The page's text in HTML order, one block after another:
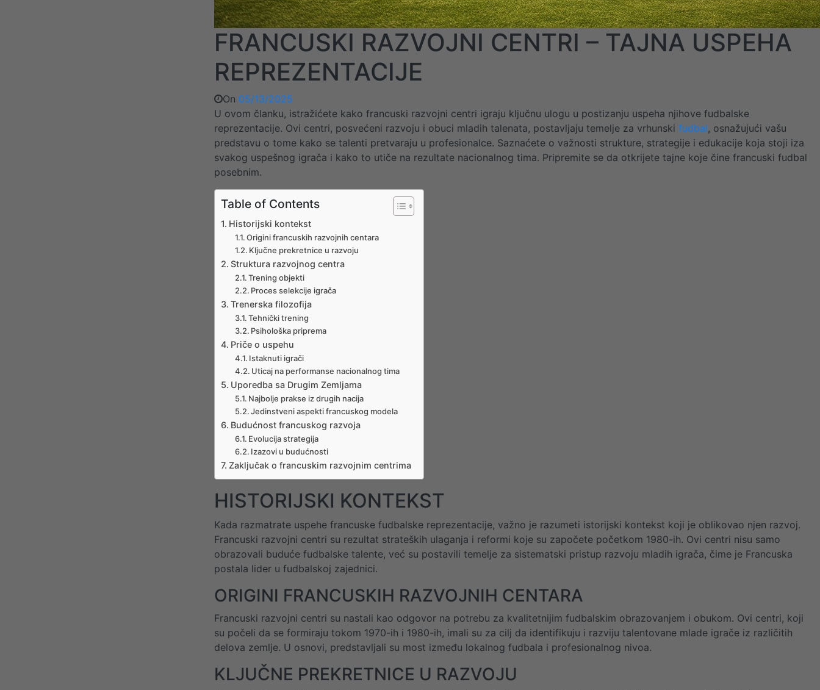
FRANCUSKI RAZVOJNI CENTRI – TAJNA USPEHA
REPREZENTACIJE
On 05/13/2025
U ovom članku, istražićete kako francuski razvojni centri igraju ključnu ulogu u postizanju uspeha njihove fudbalske
reprezentacije. Ovi centri, posvećeni razvoju i obuci mladih talenata, postavljaju temelje za vrhunski fudbal, osnažujući vašu
predstavu o tome kako se talenti pretvaraju u profesionalce. Saznaćete o važnosti strukture, strategije i edukacije koja stoji iza
svakog uspešnog igrača i kako to utiče na rezultate nacionalnog tima. Pripremite se da otkrijete tajne koje čine francuski fudbal
posebnim.
Table of Contents
Historijski kontekst
Origini francuskih razvojnih centara
Ključne prekretnice u razvoju
Struktura razvojnog centra
Trening objekti
Proces selekcije igrača
Trenerska filozofija
Tehnički trening
Psihološka priprema
Priče o uspehu
Istaknuti igrači
Uticaj na performanse nacionalnog tima
Uporedba sa Drugim Zemljama
Najbolje prakse iz drugih nacija
Jedinstveni aspekti francuskog modela
Budućnost francuskog razvoja
Evolucija strategija
Izazovi u budućnosti
Zaključak o francuskim razvojnim centrima
HISTORIJSKI KONTEKST
Kada razmatrate uspehe francuske fudbalske reprezentacije, važno je razumeti istorijski kontekst koji je oblikovao njen razvoj.
Francuski razvojni centri su rezultat strateških ulaganja i reformi koje su započete početkom 1980-ih. Ovi centri nisu samo
obrazovali buduće fudbalske talente, već su postavili temelje za sistematski pristup razvoju mladih igrača, čime je Francuska
postala lider u fudbalskoj zajednici.
ORIGINI FRANCUSKIH RAZVOJNIH CENTARA
Francuski razvojni centri su nastali kao odgovor na potrebu za kvalitetnijim fudbalskim obrazovanjem i obukom. Ovi centri, koji
su počeli da se formiraju tokom 1970-ih i 1980-ih, imali su za cilj da identifikuju i razviju talentovane mlade igrače iz različitih
delova zemlje. U osnovi, predstavljali su most između lokalnog fudbala i profesionalnog nivoa.
KLJUČNE PREKRETNICE U RAZVOJU